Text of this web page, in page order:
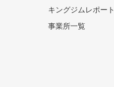
キングジムレポート
事業所一覧